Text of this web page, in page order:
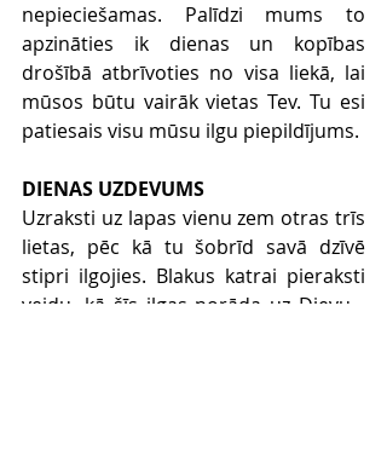
nepieciešamas. Palīdzi mums to
apzināties ik dienas un kopības
drošībā atbrīvoties no visa liekā, lai
mūsos būtu vairāk vietas Tev. Tu esi
patiesais visu mūsu ilgu piepildījums.
DIENAS UZDEVUMS
Uzraksti uz lapas vienu zem otras trīs
lietas, pēc kā tu šobrīd savā dzīvē
stipri ilgojies. Blakus katrai pieraksti
veidu, kā šīs ilgas norāda uz Dievu -